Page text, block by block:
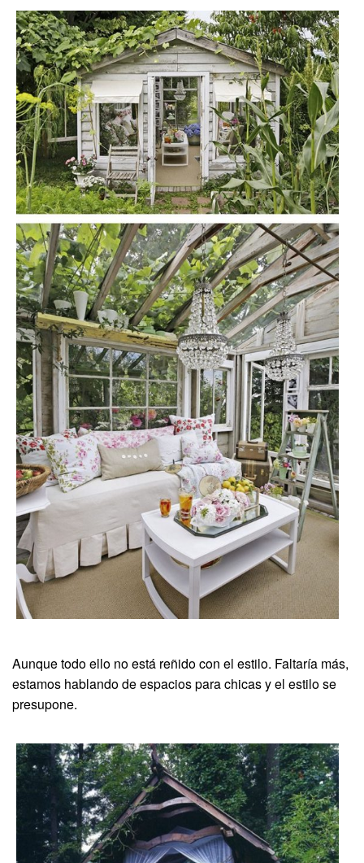
Aunque todo ello no está reñido con el estilo. Faltaría más,
estamos hablando de espacios para chicas y el estilo se
presupone.